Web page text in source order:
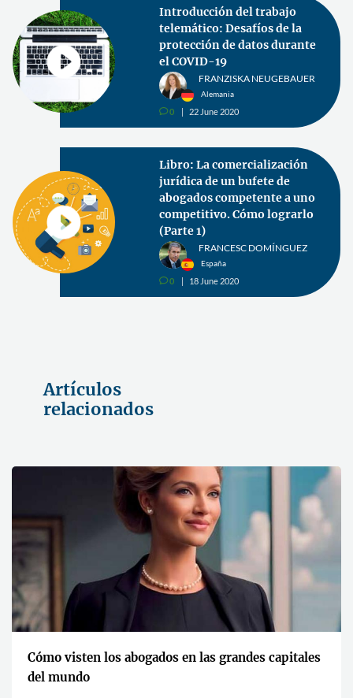
Introducción del trabajo
telemático: Desafíos de la
protección de datos durante
el COVID-19
FRANZISKA NEUGEBAUER
Alemania
v0 22 June 2020
Libro: La comercialización
jurídica de un bufete de
abogados competente a uno
competitivo. Cómo lograrlo
(Parte 1)
FRANCESC DOMÍNGUEZ
España
v0 18 June 2020
Artículos
relacionados
Cómo visten los abogados en las grandes capitales
del mundo